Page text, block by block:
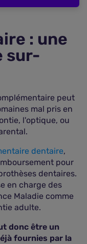
: une
sur-
peut
mal pris en
l'optique, ou
dentaire,
pour
dentaires.
en charge des
Maladie comme
adulte.
donc être un
fournies par la